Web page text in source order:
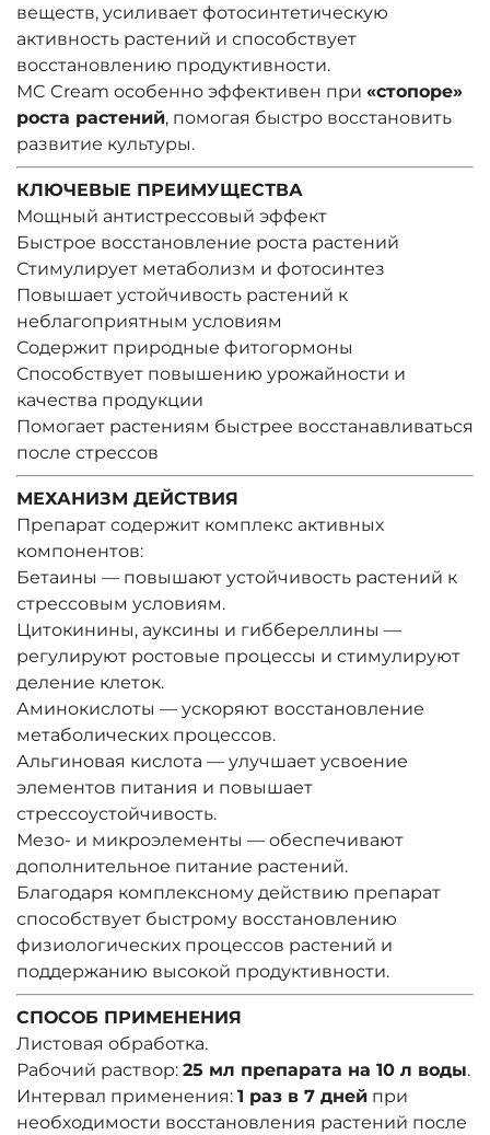
веществ, усиливает фотосинтетическую
активность растений и способствует
восстановлению продуктивности.
MC Cream особенно эффективен при «стопоре»
роста растений, помогая быстро восстановить
развитие культуры.
КЛЮЧЕВЫЕ ПРЕИМУЩЕСТВА
Мощный антистрессовый эффект
Быстрое восстановление роста растений
Стимулирует метаболизм и фотосинтез
Повышает устойчивость растений к
неблагоприятным условиям
Содержит природные фитогормоны
Способствует повышению урожайности и
качества продукции
Помогает растениям быстрее восстанавливаться
после стрессов
МЕХАНИЗМ ДЕЙСТВИЯ
Препарат содержит комплекс активных
компонентов:
Бетаины — повышают устойчивость растений к
стрессовым условиям.
Цитокинины, ауксины и гиббереллины —
регулируют ростовые процессы и стимулируют
деление клеток.
Аминокислоты — ускоряют восстановление
метаболических процессов.
Альгиновая кислота — улучшает усвоение
элементов питания и повышает
стрессоустойчивость.
Мезо- и микроэлементы — обеспечивают
дополнительное питание растений.
Благодаря комплексному действию препарат
способствует быстрому восстановлению
физиологических процессов растений и
поддержанию высокой продуктивности.
СПОСОБ ПРИМЕНЕНИЯ
Листовая обработка.
Рабочий раствор: 25 мл препарата на 10 л воды.
Интервал применения: 1 раз в 7 дней при
необходимости восстановления растений после